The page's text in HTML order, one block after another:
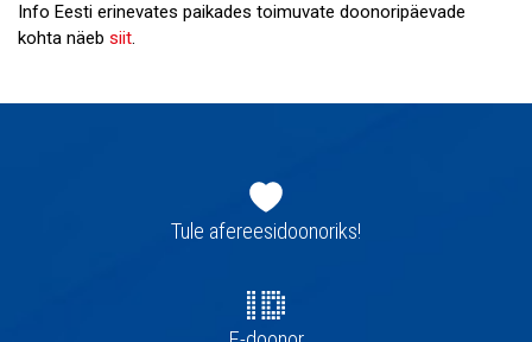
Info Eesti erinevates paikades toimuvate doonoripäevade
kohta näeb siit.
navigatsioonTule afereesidoonoriks!